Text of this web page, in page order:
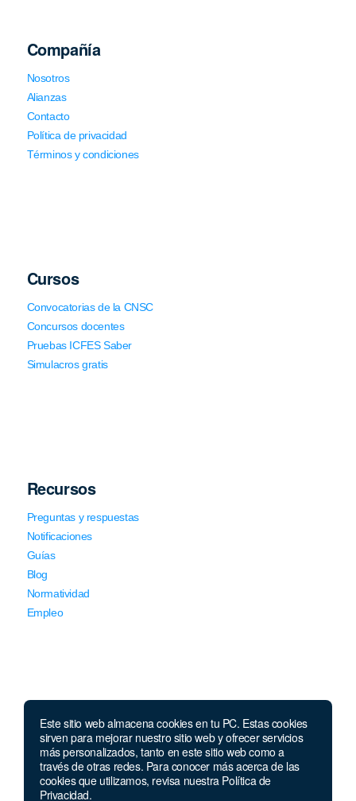
Este sitio web almacena cookies en tu PC. Estas cookies
sirven para mejorar nuestro sitio web y ofrecer servicios
más personalizados, tanto en este sitio web como a
través de otras redes. Para conocer más acerca de las
cookies que utilizamos, revisa nuestra Política de
Privacidad.
Compañía
Nosotros
Alianzas
Contacto
Política de privacidad
Términos y condiciones
Cursos
Convocatorias de la CNSC
Concursos docentes
Pruebas ICFES Saber
Simulacros gratis
Recursos
Preguntas y respuestas
Notificaciones
Guías
Blog
Normatividad
Empleo
Llámanos
Lunes a jueves de 7 a.m.
a 5:00 p.m. Viernes de
7 a.m. a 4 p.m. Sábados de 8 a.m. a 2 p.m.